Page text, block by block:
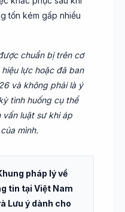
tốn kém gấp nhiều
chuẩn bị trên cơ
lực hoặc đã ban
và không phải là ý
tình huống cụ thể
vấn luật sư khi áp
mình.
pháp lý về
tin tại Việt Nam
Lưu ý dành cho